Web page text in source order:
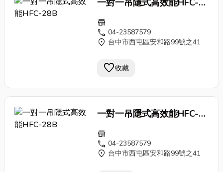
一對一吊隱式高效能HFC-
28B
store
call 04-23587579
location_on 台中市西屯區安和路99號之41
favorite收藏
一對一吊隱式高效能HFC-
28B
store
call 04-23587579
location_on 台中市西屯區安和路99號之41